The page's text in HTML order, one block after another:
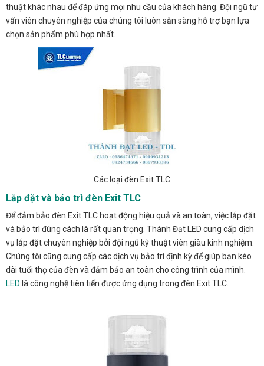
thuật khác nhau để đáp ứng mọi nhu cầu của khách hàng. Đội ngũ tư
vấn viên chuyên nghiệp của chúng tôi luôn sẵn sàng hỗ trợ bạn lựa
chọn sản phẩm phù hợp nhất.
Các loại đèn Exit TLC
Lắp đặt và bảo trì đèn Exit TLC
Để đảm bảo đèn Exit TLC hoạt động hiệu quả và an toàn, việc lắp đặt
và bảo trì đúng cách là rất quan trọng. Thành Đạt LED cung cấp dịch
vụ lắp đặt chuyên nghiệp bởi đội ngũ kỹ thuật viên giàu kinh nghiệm.
Chúng tôi cũng cung cấp các dịch vụ bảo trì định kỳ để giúp bạn kéo
dài tuổi thọ của đèn và đảm bảo an toàn cho công trình của mình.
LED là công nghệ tiên tiến được ứng dụng trong đèn Exit TLC.